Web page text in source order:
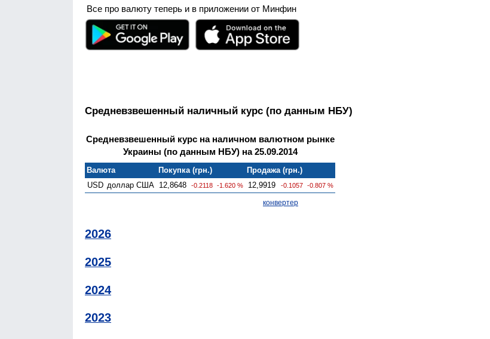
Все про валюту теперь и в приложении от Минфин
Средневзвешенный наличный курс (по данным НБУ)
Средневзвешенный курс на наличном валютном рынке
Украины (по данным НБУ) на 25.09.2014
Валюта Покупка (грн.)
Продажа (грн.)
USD доллар США 12,8648 -0.2118 -1.620 % 12,9919 -0.1057 -0.807 %
конвертер
2026
2025
2024
2023